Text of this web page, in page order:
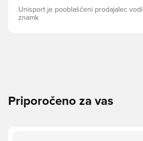
Unisport je pooblaščeni prodajalec
znamk
Priporočeno za vas